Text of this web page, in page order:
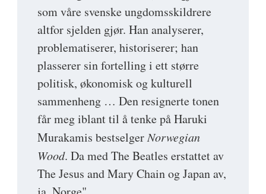
som våre svenske ungdomsskildrere
altfor sjelden gjør. Han analyserer,
problematiserer, historiserer; han
plasserer sin fortelling i ett større
politisk, økonomisk og kulturell
sammenheng … Den resignerte tonen
får meg iblant til å tenke på Haruki
Murakamis bestselgerNorwegian
Wood. Da med The Beatles erstattet av
The Jesus and Mary Chain og Japan av,